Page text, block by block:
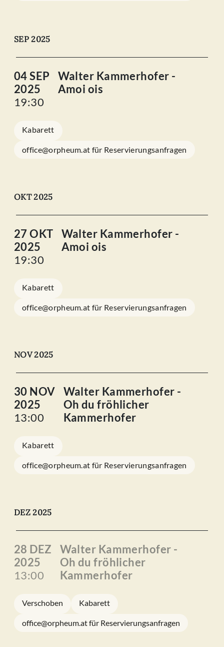
SEP 2025
04 SEP
2025
19:30
Walter Kammerhofer -
Amoi ois
Kabarett
office@orpheum.at für Reservierungsanfragen
OKT 2025
27 OKT
2025
19:30
Walter Kammerhofer -
Amoi ois
Kabarett
office@orpheum.at für Reservierungsanfragen
NOV 2025
30 NOV
2025
13:00
Walter Kammerhofer -
Oh du fröhlicher
Kammerhofer
Kabarett
office@orpheum.at für Reservierungsanfragen
DEZ 2025
28 DEZ
2025
13:00
Walter Kammerhofer -
Oh du fröhlicher
Kammerhofer
Verschoben Kabarett
office@orpheum.at für Reservierungsanfragen